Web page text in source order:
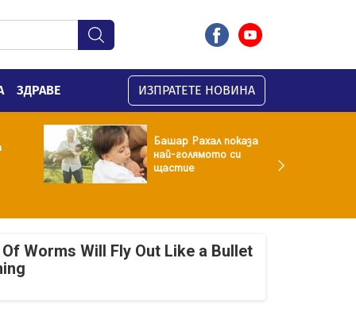
ЗДРАВЕ ИЗПРАТЕТЕ НОВИНА
Башар Рахал показа
най-голямото си
щастие
Worms Will Fly Out Like a Bullet